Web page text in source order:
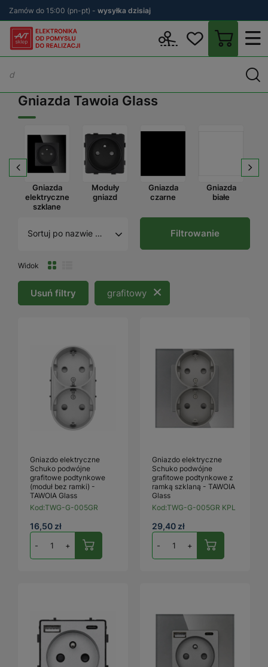
Zamów do 15:00 (pn-pt) - wysyłka dzisiaj
TAWOIA
Gniazda Tawoia Glass
Gniazda
elektryczne
szklane
Moduły
gniazd
Gniazda
czarne
Gniazda
białe
Sortuj po nazwie A - Z
Widok
Filtrowanie
Usuń filtry grafitowy
Gniazdo elektryczne
Schuko podwójne
grafitowe podtynkowe
(moduł bez ramki) -
TAWOIA Glass
Kod:TWG-G-005GR
16,50 zł
- +
Gniazdo elektryczne
Schuko podwójne
grafitowe podtynkowe z
ramką szklaną - TAWOIA
Glass
Kod:TWG-G-005GR KPL
29,40 zł
- +